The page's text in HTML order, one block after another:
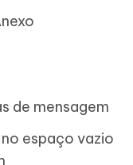
de mensagem
espaço vazio